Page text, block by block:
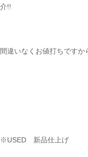
介!!
間違いなくお値打ちです
※USED 新品仕上げ